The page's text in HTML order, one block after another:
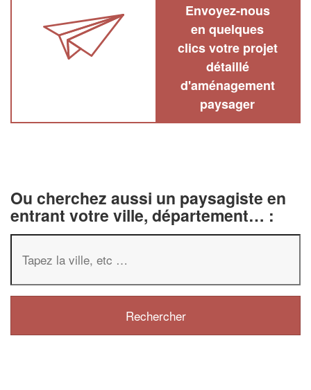
Envoyez-nous
en quelques
clics votre projet
détaillé
d'aménagement
paysager
Ou cherchez aussi un paysagiste en
entrant votre ville, département… :